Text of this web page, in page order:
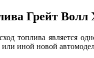
Грейт Волл
топлива является
иной новой